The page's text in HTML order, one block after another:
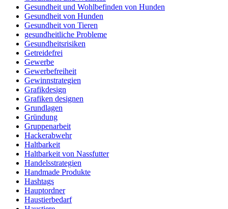
Gesundheit und Wohlbefinden von Hunden
Gesundheit von Hunden
Gesundheit von Tieren
gesundheitliche Probleme
Gesundheitsrisiken
Getreidefrei
Gewerbe
Gewerbefreiheit
Gewinnstrategien
Grafikdesign
Grafiken designen
Grundlagen
Gründung
Gruppenarbeit
Hackerabwehr
Haltbarkeit
Haltbarkeit von Nassfutter
Handelsstrategien
Handmade Produkte
Hashtags
Hauptordner
Haustierbedarf